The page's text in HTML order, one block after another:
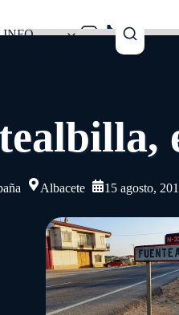
INFO
Albacete 15 agosto,